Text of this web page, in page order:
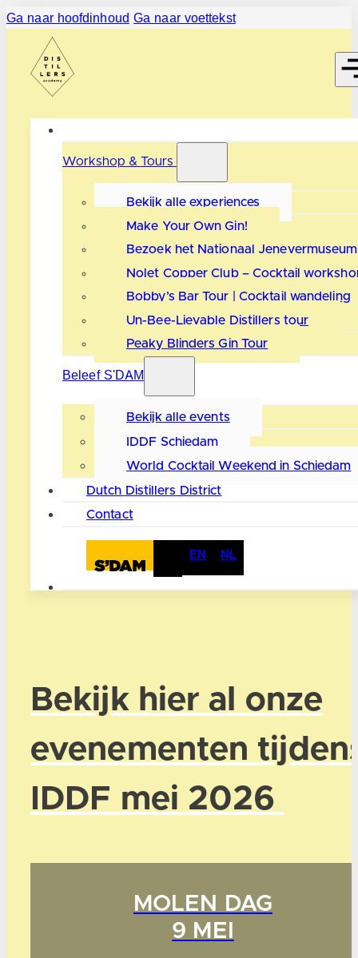
Ga naar hoofdinhoud Ga naar voettekst
Workshop & Tours
Bekijk alle experiences
Make Your Own Gin!
Bezoek het Nationaal Jenevermuseum
Nolet Copper Club – Cocktail
Bobby’s Bar Tour | Cocktail wandeling
Un-Bee-Lievable Distillers tour
Peaky Blinders Gin Tour
Beleef S'DAM
Bekijk alle events
IDDF Schiedam
World Cocktail Weekend in Schiedam
Dutch Distillers District
Contact
EN NL
Bekijk hier al onze
evenementen
IDDF mei 2026
MOLEN DAG
9 MEI